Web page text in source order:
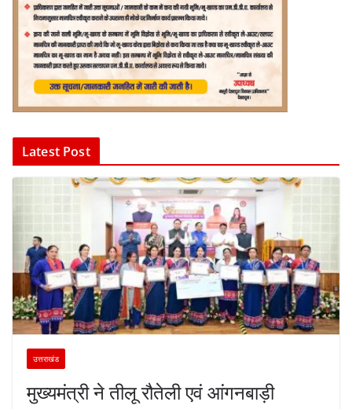
Latest Post
उत्तराखंड
मुख्यमंत्री ने तीलू रौतेली एवं आंगनबाड़ी